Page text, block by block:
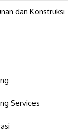
dan Konstruksi
Services